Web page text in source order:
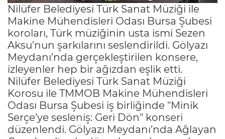
Nilüfer Belediyesi Türk Sanat Müziği ile
Makine Mühendisleri Odası Bursa Şubesi
koroları, Türk müziğinin usta ismi Sezen
Aksu’nun şarkılarını seslendirildi. Gölyazı
Meydanı’nda gerçekleştirilen konsere,
izleyenler hep bir ağızdan eşlik etti.
Nilüfer Belediyesi Türk Sanat Müziği
Korosu ile TMMOB Makine Mühendisleri
Odası Bursa Şubesi iş birliğinde "Minik
Serçe’ye sesleniş: Geri Dön" konseri
düzenlendi. Gölyazı Meydanı’nda Ağlayan